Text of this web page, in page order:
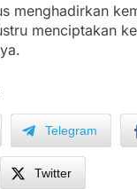
menghadirkan
menciptakan
Telegram
Twitter